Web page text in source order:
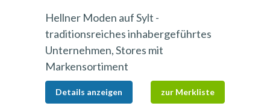
Hellner Moden auf Sylt -
traditionsreiches inhabergeführtes
Unternehmen, Stores mit
Markensortiment
Details anzeigen zur Merkliste